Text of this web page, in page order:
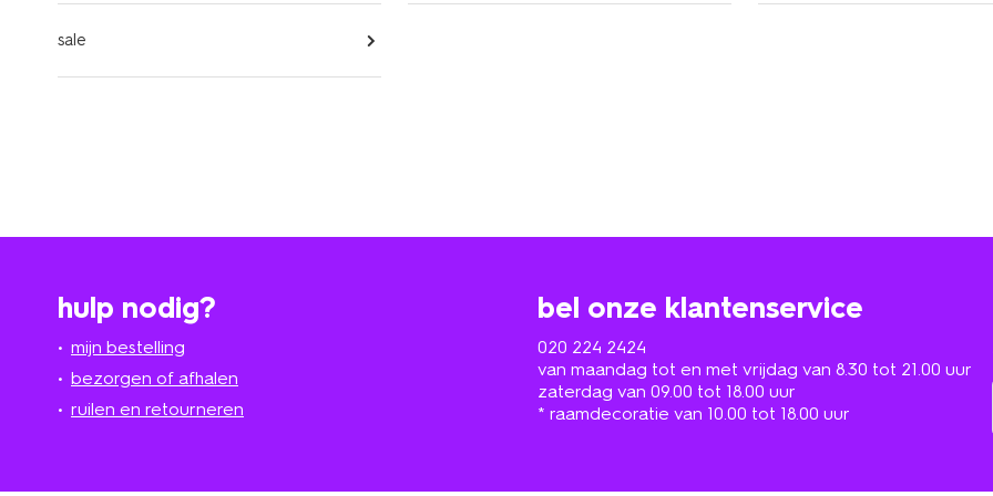
sale
hulp nodig?
mijn bestelling
bezorgen of afhalen
ruilen en retourneren
bel onze klantenservice
020 224 2424
van maandag tot en met vrijdag van 8.30 tot 21.00 uur
zaterdag van 09.00 tot 18.00 uur
* raamdecoratie van 10.00 tot 18.00 uur